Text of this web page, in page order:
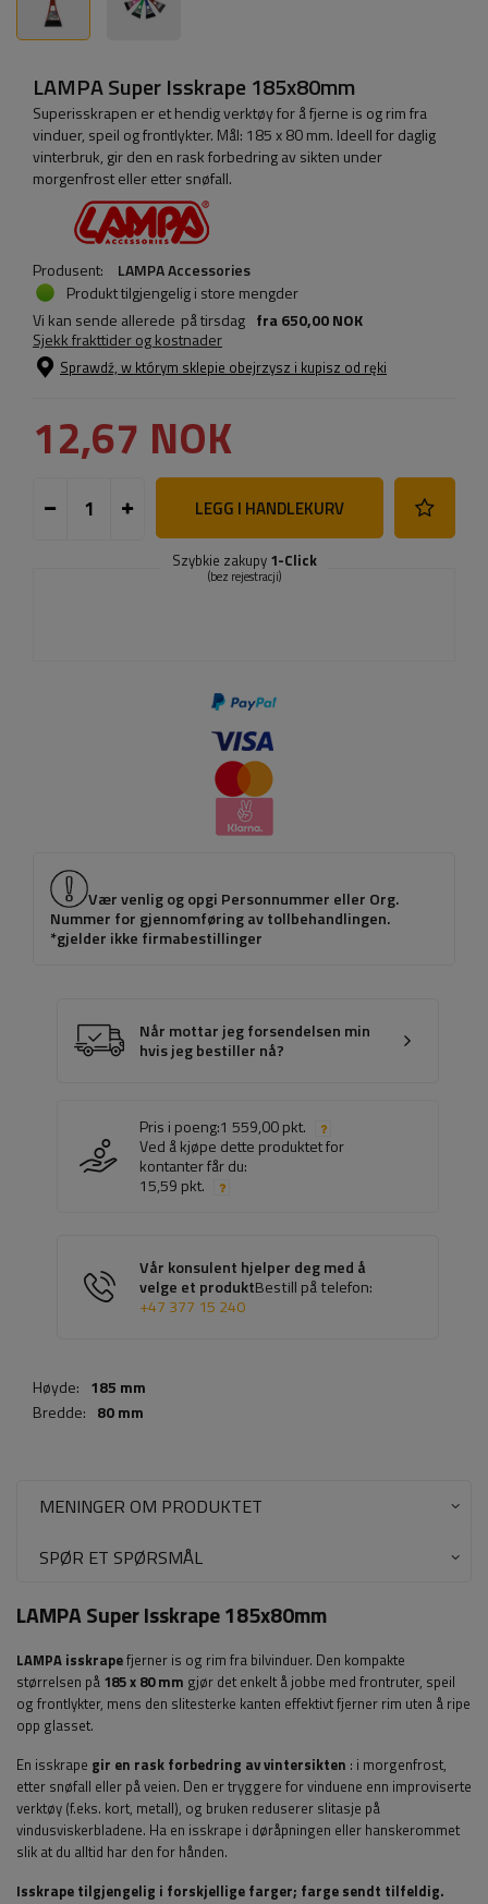
LAMPA Super Isskrape 185x80mm
Superisskrapen er et hendig verktøy for å fjerne is og rim fra
vinduer, speil og frontlykter. Mål: 185 x 80 mm. Ideell for daglig
vinterbruk, gir den en rask forbedring av sikten under
morgenfrost eller etter snøfall.
Produsent:
LAMPA Accessories
Produkt tilgjengelig i store mengder
Vi kan sende allerede på tirsdag fra650,00 NOK
Sjekk frakttider og kostnader
Sprawdź, w którym sklepie obejrzysz i kupisz od ręki
12,67 NOK
LEGG I HANDLEKURV
Szybkie zakupy 1-Click
(bez rejestracji)
Vær venlig og opgi Personnummer eller Org.
Nummer for gjennomføring av tollbehandlingen.
*gjelder ikke firmabestillinger
Når mottar jeg forsendelsen min
hvis jeg bestiller nå?
Pris i poeng:1 559,00 pkt.
Ved å kjøpe dette produktet for
kontanter får du:
15,59 pkt.
Vår konsulent hjelper deg med å
velge et produktBestill på telefon:
+47 377 15 240
Høyde: 185 mm
Bredde: 80 mm
MENINGER OM PRODUKTET
SPØR ET SPØRSMÅL
LAMPA Super Isskrape 185x80mm
LAMPA isskrapefjerner is og rim fra bilvinduer. Den kompakte
størrelsen på 185 x 80 mm gjør det enkelt å jobbe med frontruter, speil
og frontlykter, mens den slitesterke kanten effektivt fjerner rim uten å ripe
opp glasset.
En isskrape gir en rask forbedring av vintersikten : i morgenfrost,
etter snøfall eller på veien. Den er tryggere for vinduene enn improviserte
verktøy (f.eks. kort, metall), og bruken reduserer slitasje på
vindusviskerbladene. Ha en isskrape i døråpningen eller hanskerommet
slik at du alltid har den for hånden.
Isskrape tilgjengelig i forskjellige farger; farge sendt tilfeldig.